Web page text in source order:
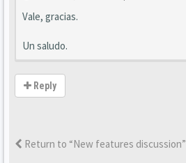
Vale, gracias.
Un saludo.
Reply
Return to “New features discussion”